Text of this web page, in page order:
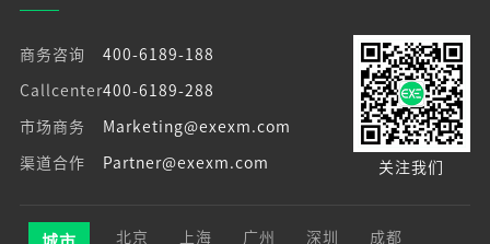
商务咨询 400-6189-188
Callcenter400-6189-288
市场商务 Marketing@exexm.com
渠道合作 Partner@exexm.com 关注我们
北京 上海 广州 深圳 成都